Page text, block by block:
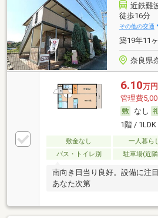
近鉄難
徒歩16分
その他の交通
築19年11
奈良県
6.10万円
管理費
なし
1階 /
敷金なし 一人暮ら
バス・トイレ別
駐車場(近
南向き日当り良好。設備に注
あなた次第